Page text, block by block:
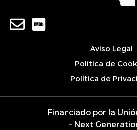
Aviso Legal
Política de
Política de
Financiado por la
– Next